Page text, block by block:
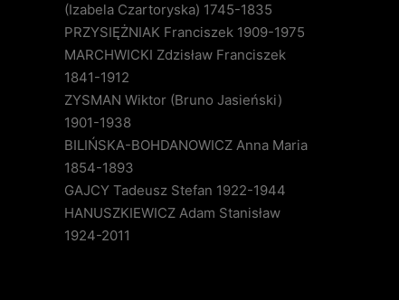
(Izabela Czartoryska) 1745-1835
PRZYSIĘŻNIAK Franciszek 1909-1975
MARCHWICKI Zdzisław Franciszek
1841-1912
ZYSMAN Wiktor (Bruno Jasieński)
1901-1938
BILIŃSKA-BOHDANOWICZ Anna Maria
1854-1893
GAJCY Tadeusz Stefan 1922-1944
HANUSZKIEWICZ Adam Stanisław
1924-2011